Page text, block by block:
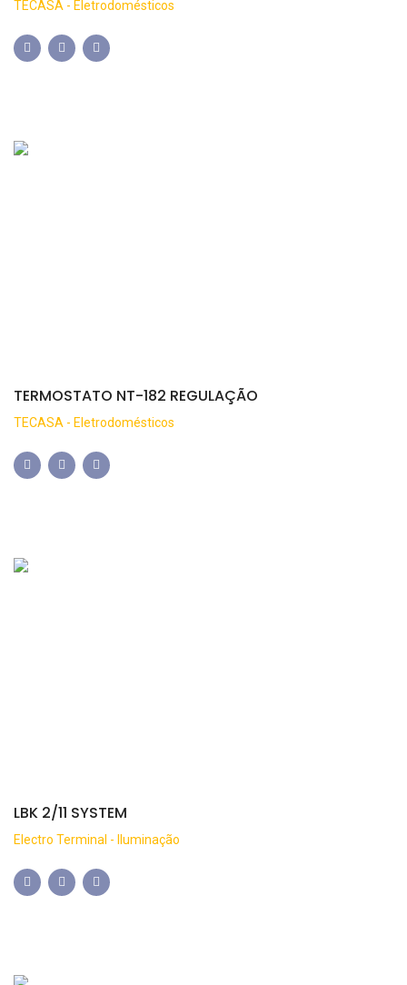
TECASA - Eletrodomésticos
TERMOSTATO NT-182 REGULAÇÃO
TECASA - Eletrodomésticos
LBK 2/11 SYSTEM
Electro Terminal - Iluminação